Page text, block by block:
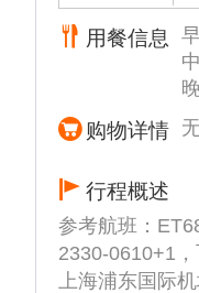
用餐信息
购物详情
行程概述
参考航班：
2330-0610+1，
上海浦东国际